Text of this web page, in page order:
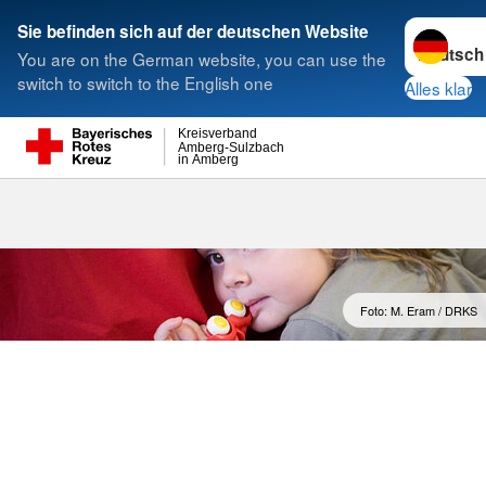
Sie befinden sich auf der deutschen Website
You are on the German website, you can use the
switch to switch to the English one
Sprache
Alles klar
in Amberg
Amberg-Sulzbach
Kreisverband
Suche
Foto: M. Eram / DRKS